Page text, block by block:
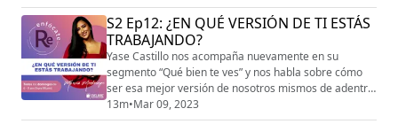
S2 Ep12: ¿EN QUÉ VERSIÓN DE TI ESTÁS
TRABAJANDO?
Yase Castillo nos acompaña nuevamente en su
segmento “Qué bien te ves” y nos habla sobre cómo
ser esa mejor versión de nosotros mismos de adentro
hacia afuera.
13m•Mar 09, 2023